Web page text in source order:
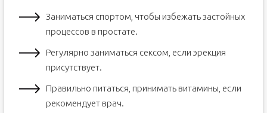
Заниматься спортом, чтобы избежать застойных
процессов в простате.
Регулярно заниматься сексом, если эрекция
присутствует.
Правильно питаться, принимать витамины, если
рекомендует врач.